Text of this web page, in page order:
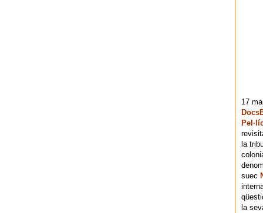
17
la
suec
la